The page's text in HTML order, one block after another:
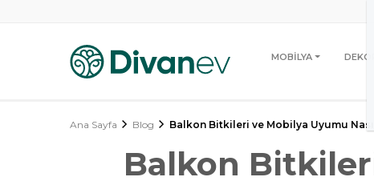
MOBİLYA
Ana Sayfa Blog Balkon Bitkileri ve Mobilya Uyumu Nasıl
Balkon